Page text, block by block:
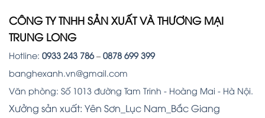
CÔNG TY TNHH SẢN XUẤT VÀ THƯƠNG MẠI
TRUNG LONG
Hotline: 0933 243 786– 0878 699 399
banghexanh.vn@gmail.com
Văn phòng: Số 1013 đường Tam Trinh - Hoàng Mai - Hà Nội.
Xưởng sản xuất: Yên Sơn_Lục Nam_Bắc Giang